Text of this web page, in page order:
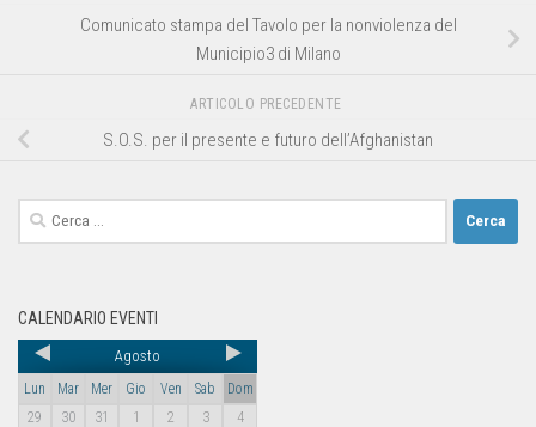
Comunicato stampa del Tavolo per la nonviolenza del
Municipio3 di Milano
ARTICOLO PRECEDENTE
S.O.S. per il presente e futuro dell’Afghanistan
CALENDARIO EVENTI
Agosto
Lun Mar Mer Gio Ven Sab
Dom
29
30 31 1 2 3
4